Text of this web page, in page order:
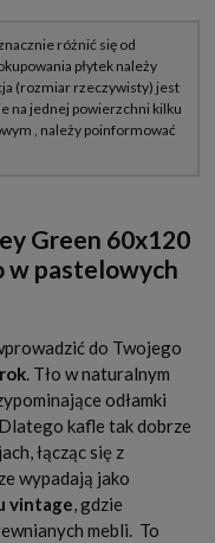
Green 60x120
w pastelowych
do Twojego
. Tło w naturalnym
odłamki
kafle tak dobrze
łącząc się z
wypadają jako
vintage, gdzie
mebli. To